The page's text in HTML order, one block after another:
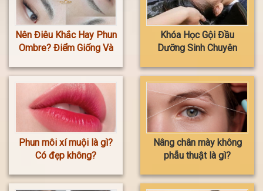
Nên Điêu Khắc Hay Phun
Ombre? Điểm Giống Và
Khóa Học Gội Đầu
Dưỡng Sinh Chuyên
Phun môi xí muội là gì?
Có đẹp không?
Nâng chân mày không
phẫu thuật là gì?